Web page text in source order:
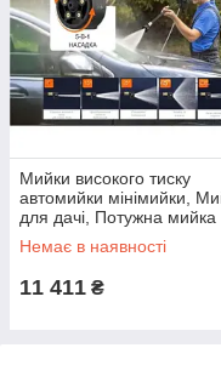
Мийки високого тиску
автомийки мінімийки,
для дачі, Потужна мийка
високого тиску
YR-85
Немає в наявності
11 411 ₴